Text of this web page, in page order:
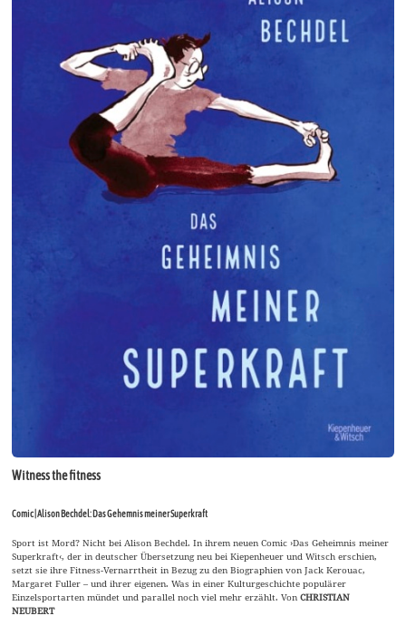
Witness the fitness
Comic | Alison Bechdel: Das Gehemnis meiner Superkraft
Sport ist Mord? Nicht bei Alison Bechdel. In ihrem neuen Comic ›Das Geheimnis meiner
Superkraft‹, der in deutscher Übersetzung neu bei Kiepenheuer und Witsch erschien,
setzt sie ihre Fitness-Vernarrtheit in Bezug zu den Biographien von Jack Kerouac,
Margaret Fuller – und ihrer eigenen. Was in einer Kulturgeschichte populärer
Einzelsportarten mündet und parallel noch viel mehr erzählt. VonCHRISTIAN
NEUBERT